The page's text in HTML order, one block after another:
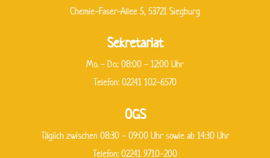
Chemie-Faser-Allee 5, 53721 Siegburg
Sekretariat
Mo. - Do.: 08:00 - 12:00 Uhr
Telefon: 02241 102-6570
OGS
Täglich zwischen 08:30 - 09:00 Uhr sowie ab 14:30 Uhr
Telefon: 02241 9710-200